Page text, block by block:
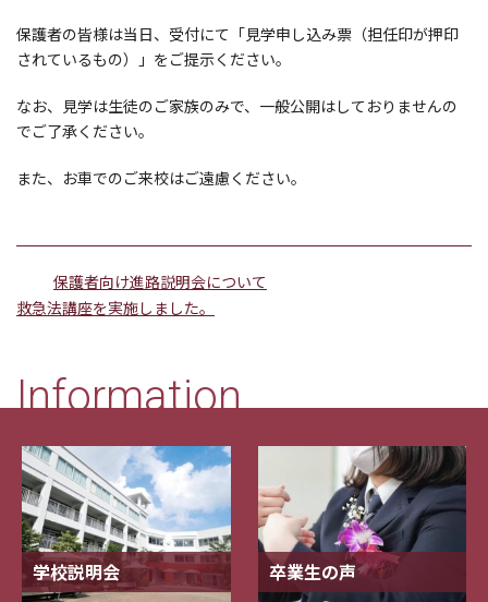
保護者の皆様は当日、受付にて「見学申し込み票（担任印が押印
されているもの）」をご提示ください。
なお、見学は生徒のご家族のみで、一般公開はしておりませんの
でご了承ください。
また、お車でのご来校はご遠慮ください。
保護者向け進路説明会について
救急法講座を実施しました。
Information
学校説明会 卒業生の声